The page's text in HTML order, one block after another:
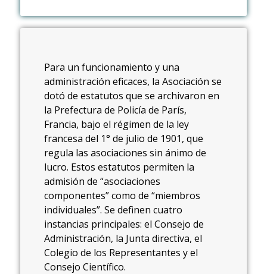
Para un funcionamiento y una
administración eficaces, la Asociación se
dotó de estatutos que se archivaron en
la Prefectura de Policía de París,
Francia, bajo el régimen de la ley
francesa del 1° de julio de 1901, que
regula las asociaciones sin ánimo de
lucro. Estos estatutos permiten la
admisión de “asociaciones
componentes” como de “miembros
individuales”. Se definen cuatro
instancias principales: el Consejo de
Administración, la Junta directiva, el
Colegio de los Representantes y el
Consejo Científico.